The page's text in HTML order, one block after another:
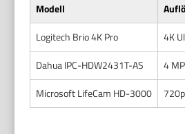
Modell
Logitech Brio 4K Pro
4K
Dahua IPC-HDW2431T-AS
4
Microsoft LifeCam HD-3000